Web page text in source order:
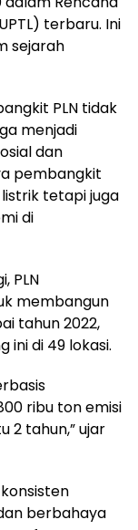
terbaru. Ini
sejarah
PLN tidak
menjadi
dan
pembangkit
tetapi juga
di
PLN
membangun
tahun 2022,
ini di 49 lokasi.
ribu ton emisi
2 tahun,” ujar
berbahaya